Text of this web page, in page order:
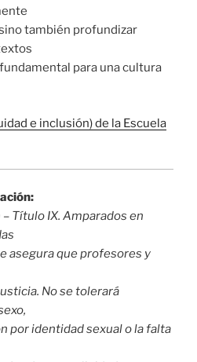
también profundizar
para una cultura
e inclusión) de la Escuela
Título IX. Amparados en
asegura que profesores y
No se tolerará
por identidad sexual o la falta